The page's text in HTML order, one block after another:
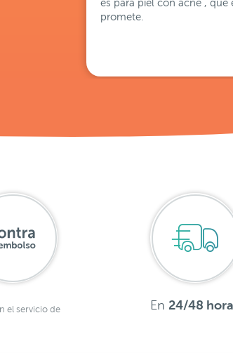
es para piel con acné ,
promete.
el servicio de
En 24/48